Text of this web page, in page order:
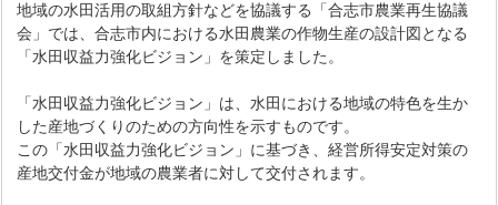
地域の水田活用の取組方針などを協議する「合志市農業再生協議
会」では、合志市内における水田農業の作物生産の設計図となる
「水田収益力強化ビジョン」を策定しました。
「水田収益力強化ビジョン」は、水田における地域の特色を生か
した産地づくりのための方向性を示すものです。
この「水田収益力強化ビジョン」に基づき、経営所得安定対策の
産地交付金が地域の農業者に対して交付されます。